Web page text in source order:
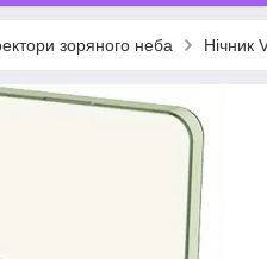
зоряного неба Нічник